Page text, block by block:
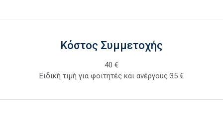
Κόστος Συμμετοχής
40 €
Ειδική τιμή για φοιτητές και ανέργους 35 €